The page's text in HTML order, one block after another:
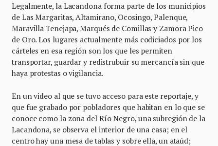
Legalmente, la Lacandona forma parte de los municipios
de Las Margaritas, Altamirano, Ocosingo, Palenque,
Maravilla Tenejapa, Marqués de Comillas y Zamora Pico
de Oro. Los lugares actualmente más codiciados por los
cárteles en esa región son los que les permiten
transportar, guardar y redistrubuir su mercancía sin que
haya protestas o vigilancia.
En un video al que se tuvo acceso para este reportaje, y
que fue grabado por pobladores que habitan en lo que se
conoce como la zona del Río Negro, una subregión de la
Lacandona, se observa el interior de una casa; en el
centro hay una mesa de tablas y sobre ella, un ataúd;